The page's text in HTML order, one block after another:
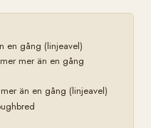
en gång (linjeavel)
mer än en gång
än en gång (linjeavel)